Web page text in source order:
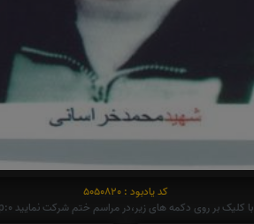
کد یادبود : 5050820
با کلیک بر روی دکمه های زیر،در مراسم ختم شرکت نمایید p:0